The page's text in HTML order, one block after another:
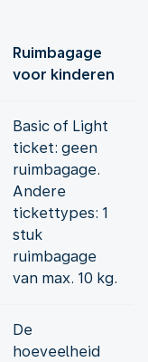
Ruimbagage
voor kinderen
Basic of Light
ticket: geen
ruimbagage.
Andere
tickettypes: 1
stuk
ruimbagage
van max. 10 kg.
De
hoeveelheid